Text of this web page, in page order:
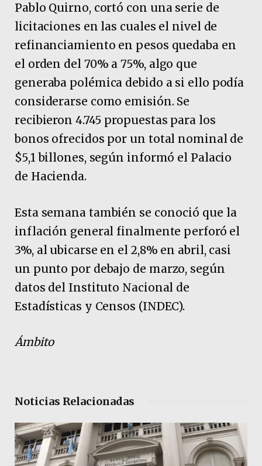
Pablo Quirno, cortó con una serie de
licitaciones en las cuales el nivel de
refinanciamiento en pesos quedaba en
el orden del 70% a 75%, algo que
generaba polémica debido a si ello podía
considerarse como emisión. Se
recibieron 4.745 propuestas para los
bonos ofrecidos por un total nominal de
$5,1 billones, según informó el Palacio
de Hacienda.
Esta semana también se conoció que la
inflación general finalmente perforó el
3%, al ubicarse en el 2,8% en abril, casi
un punto por debajo de marzo, según
datos del Instituto Nacional de
Estadísticas y Censos (INDEC).
Ámbito
Noticias Relacionadas